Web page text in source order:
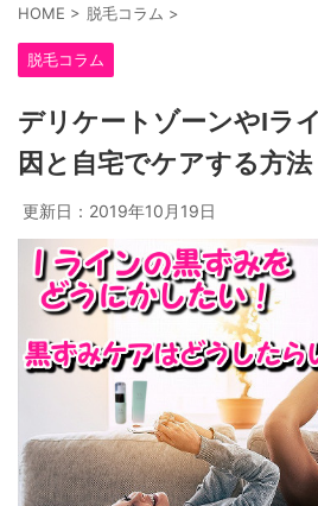
HOME > 脱毛コラム >
脱毛コラム
デリケートゾーンやIラ
因と自宅でケアする方法
更新日： 2019年10月19日